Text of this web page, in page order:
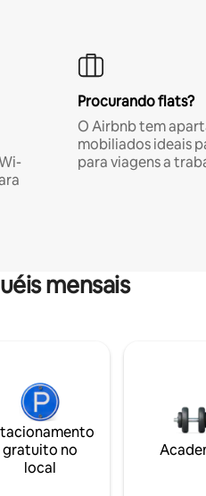
Procurando flats?
O Airbnb tem
mobiliados ideais
para viagens a
mensais
gratuito no
local